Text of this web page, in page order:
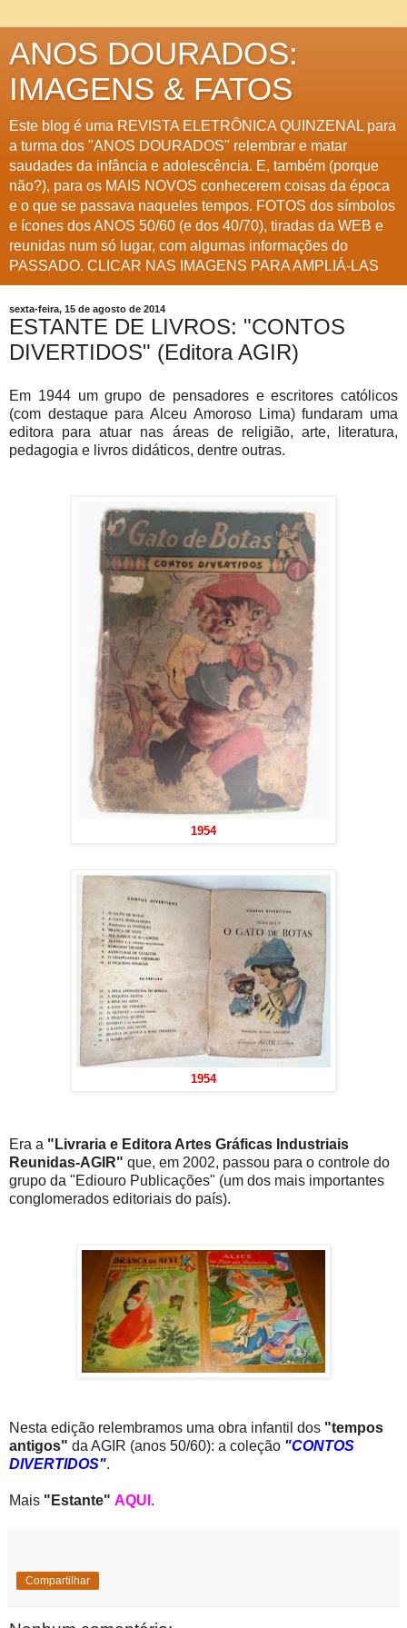
ANOS DOURADOS:
IMAGENS & FATOS
Este blog é uma REVISTA ELETRÔNICA QUINZENAL para
a turma dos "ANOS DOURADOS" relembrar e matar
saudades da infância e adolescência. E, também (porque
não?), para os MAIS NOVOS conhecerem coisas da época
e o que se passava naqueles tempos. FOTOS dos símbolos
e ícones dos ANOS 50/60 (e dos 40/70), tiradas da WEB e
reunidas num só lugar, com algumas informações do
PASSADO. CLICAR NAS IMAGENS PARA AMPLIÁ-LAS
sexta-feira, 15 de agosto de 2014
ESTANTE DE LIVROS: "CONTOS
DIVERTIDOS" (Editora AGIR)
Em 1944 um grupo de pensadores e escritores católicos
(com destaque para Alceu Amoroso Lima) fundaram uma
editora para atuar nas áreas de religião, arte, literatura,
pedagogia e livros didáticos, dentre outras.
1954
1954
Era a "Livraria e Editora Artes Gráficas Industriais
Reunidas-AGIR" que, em 2002, passou para o controle do
grupo da "Ediouro Publicações" (um dos mais importantes
conglomerados editoriais do país).
Nesta edição relembramos uma obra infantil dos "tempos
antigos" da AGIR (anos 50/60): a coleção "CONTOS
DIVERTIDOS".
Mais "Estante" AQUI .
Compartilhar